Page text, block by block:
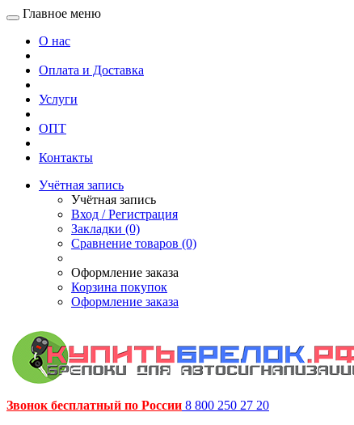
Главное меню
О нас
Оплата и Доставка
Услуги
ОПТ
Контакты
Учётная запись
Учётная запись
Вход / Регистрация
Закладки (0)
Сравнение товаров (0)
Оформление заказа
Корзина покупок
Оформление заказа
Звонок бесплатный по России 8 800 250 27 20